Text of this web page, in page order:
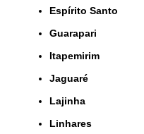
Espírito Santo
Guarapari
Itapemirim
Jaguaré
Lajinha
Linhares